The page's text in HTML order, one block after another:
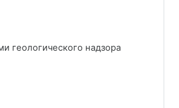
геологического надзора